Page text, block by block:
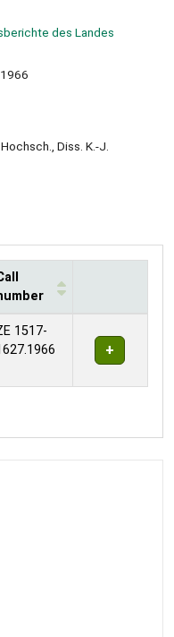
des Landes
1966
Diss. K.-J.
1517-